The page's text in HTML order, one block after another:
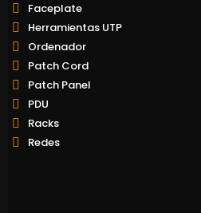
Faceplate
Herramientas UTP
Ordenador
Patch Cord
Patch Panel
PDU
Racks
Redes